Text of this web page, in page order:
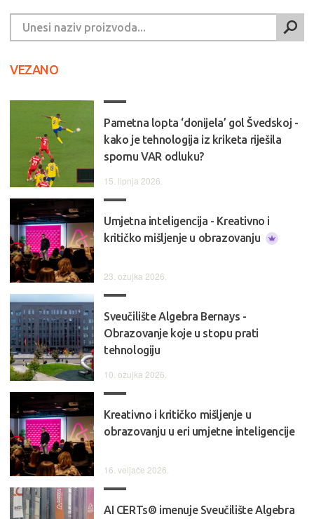
VEZANO
Pametna lopta ‘donijela’ gol Švedskoj -
kako je tehnologija iz kriketa riješila
spornu VAR odluku?
15. lipnja 2026.
Umjetna inteligencija - Kreativno i
kritičko mišljenje u obrazovanju
23. ožujka 2026.
Sveučilište Algebra Bernays -
Obrazovanje koje u stopu prati
tehnologiju
10. ožujka 2026.
Kreativno i kritičko mišljenje u
obrazovanju u eri umjetne inteligencije
16. veljače 2026.
AI CERTs® imenuje Sveučilište Algebra